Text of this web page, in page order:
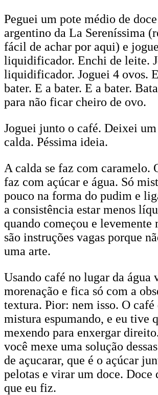
Peguei um pote médio de
argentino da La Sereníssima
fácil de achar por aqui) e
liquidificador. Enchi de leite.
liquidificador. Joguei 4 ovos.
bater. E a bater. E a bater.
para não ficar cheiro de ovo.
Joguei junto o café. Deixei um
calda. Péssima ideia.
A calda se faz com caramelo.
faz com açúcar e água. Só
pouco na forma do pudim e
a consistência estar menos
quando começou e levemente
são instruções vagas porque
uma arte.
Usando café no lugar da água
morenação e fica só com a
textura. Pior: nem isso. O café
mistura espumando, e eu tive
mexendo para enxergar
você mexe uma solução
de açucarar, que é o açúcar
pelotas e virar um doce. Doce
que eu fiz.